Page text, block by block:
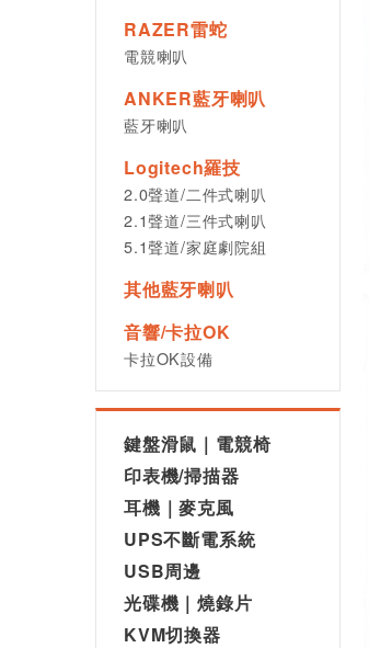
RAZER雷蛇
電競喇叭
ANKER藍牙喇叭
藍牙喇叭
Logitech羅技
2.0聲道/二件式喇叭
2.1聲道/三件式喇叭
5.1聲道/家庭劇院組
其他藍牙喇叭
音響/卡拉OK
卡拉OK設備
鍵盤滑鼠｜電競椅
印表機/掃描器
耳機｜麥克風
UPS不斷電系統
USB周邊
光碟機｜燒錄片
KVM切換器